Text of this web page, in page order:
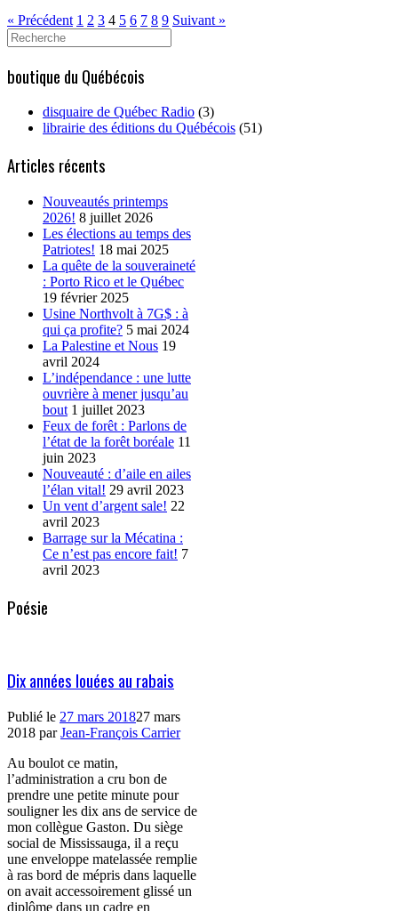
« Précédent 1 2 3 4 5 6 7 8 9 Suivant »
Search
for:
boutique du Québécois
disquaire de Québec Radio (3)
librairie des éditions du Québécois (51)
Articles récents
Nouveautés printemps
2026! 8 juillet 2026
Les élections au temps des
Patriotes! 18 mai 2025
La quête de la souveraineté
: Porto Rico et le Québec
19 février 2025
Usine Northvolt à 7G$ : à
qui ça profite? 5 mai 2024
La Palestine et Nous 19
avril 2024
L’indépendance : une lutte
ouvrière à mener jusqu’au
bout 1 juillet 2023
Feux de forêt : Parlons de
l’état de la forêt boréale 11
juin 2023
Nouveauté : d’aile en ailes
l’élan vital! 29 avril 2023
Un vent d’argent sale! 22
avril 2023
Barrage sur la Mécatina :
Ce n’est pas encore fait! 7
avril 2023
Poésie
Dix années louées au rabais
Publié le 27 mars 201827 mars
2018 parJean-François Carrier
Au boulot ce matin,
l’administration a cru bon de
prendre une petite minute pour
souligner les dix ans de service de
mon collègue Gaston. Du siège
social de Mississauga, il a reçu
une enveloppe matelassée remplie
à ras bord de mépris dans laquelle
on avait accessoirement glissé un
diplôme dans un cadre en